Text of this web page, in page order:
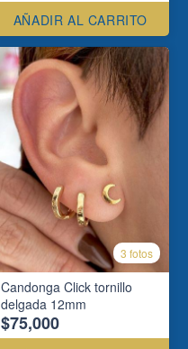
AÑADIR AL CARRITO
3 fotos
Candonga Click tornillo
delgada 12mm
$75,000